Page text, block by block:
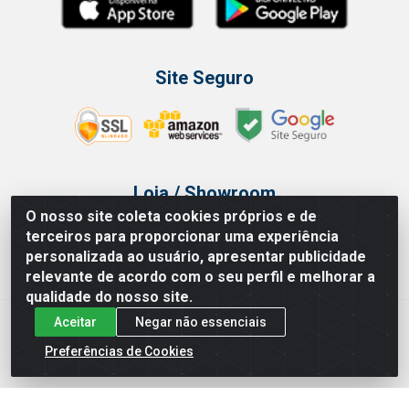
O nosso site coleta cookies próprios e de
terceiros para proporcionar uma experiência
personalizada ao usuário, apresentar publicidade
relevante de acordo com o seu perfil e melhorar a
qualidade do nosso site.
Aceitar
Negar não essenciais
Preferências de Cookies
Site Seguro
Loja / Showroom
Tel.: (11) 3314 6400
Av Vautier, 468 - Pari - São Paulo/SP
Issam Importação e Exportação LTDA - Av. Vautier, 468 - Pari, São
Paulo/ SP - CEP 03032-000 - CNPJ 00.327.385/0003-68